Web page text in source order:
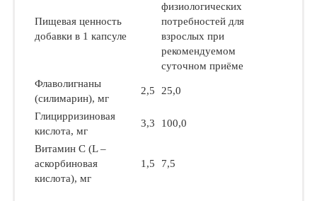
Пищевая ценность
добавки в 1 капсуле
физиологических
потребностей для
взрослых при
рекомендуемом
суточном приёме
Флаволигнаны
(силимарин), мг
2,5 25,0
Глицирризиновая
кислота, мг
3,3 100,0
Витамин С (L –
аскорбиновая
кислота), мг
1,5 7,5